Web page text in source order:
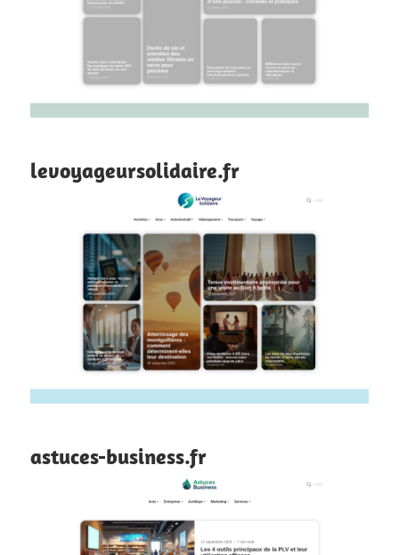
levoyageursolidaire.fr
astuces-business.fr